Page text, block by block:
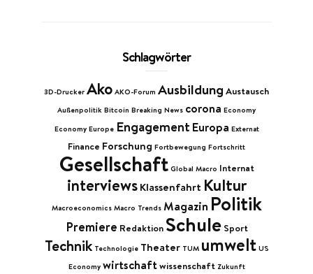
Schlagwörter
3D-Drucker Ako AKO-Forum Ausbildung Austausch
Außenpolitik Bitcoin Breaking News corona Economy
Economy Europe Engagement Europa Externat
Finance Forschung Fortbewegung Fortschritt
Gesellschaft Global Macro Internat
interviews Klassenfahrt Kultur
Macroeconomics Macro Trends Magazin Politik
Premiere Redaktion Schule Sport
Technik Technologie Theater TUM umwelt US
Economy wirtschaftwissenschaft Zukunft